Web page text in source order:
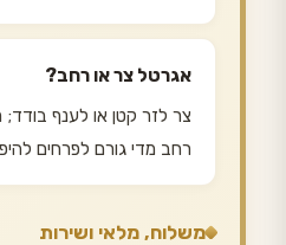
אגרטל צר או רחב?
צר לזר קטן או לענף
רחב מדי גורם לפרחים
משלוח, מלאי ושירות